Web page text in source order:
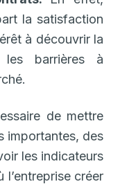
la satisfaction
à découvrir la
les barrières à
de mettre
importantes, des
les indicateurs
créer